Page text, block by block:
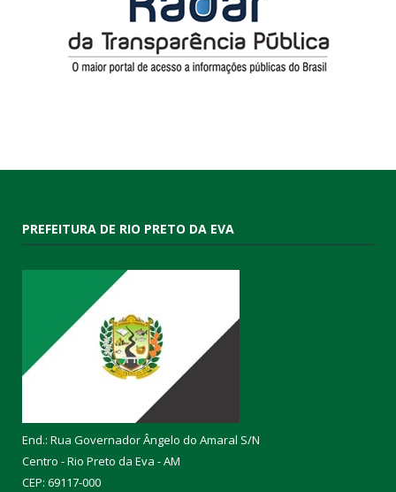
PREFEITURA DE RIO PRETO DA EVA
End.: Rua Governador Ângelo do Amaral S/N
Centro - Rio Preto da Eva - AM
CEP: 69117-000